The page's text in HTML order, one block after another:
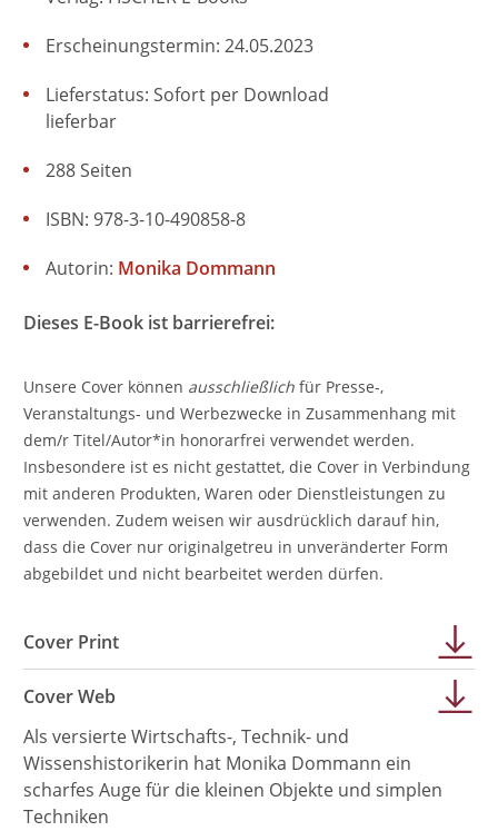
Erscheinungstermin: 24.05.2023
Lieferstatus: Sofort per Download
lieferbar
ISBN: 978-3-10-490858-8
288 Seiten
Autorin: Monika Dommann
Dieses E-Book ist barrierefrei:
Unsere Cover können ausschließlichfür Presse-,
Veranstaltungs- und Werbezwecke in Zusammenhang mit
dem/r Titel/Autor*in honorarfrei verwendet werden.
Insbesondere ist es nicht gestattet, die Cover in Verbindung
mit anderen Produkten, Waren oder Dienstleistungen zu
verwenden. Zudem weisen wir ausdrücklich darauf hin,
dass die Cover nur originalgetreu in unveränderter Form
abgebildet und nicht bearbeitet werden dürfen.
Cover Print
Cover Web
Als versierte Wirtschafts-, Technik- und
Wissenshistorikerin hat Monika Dommann ein
scharfes Auge für die kleinen Objekte und simplen
Techniken